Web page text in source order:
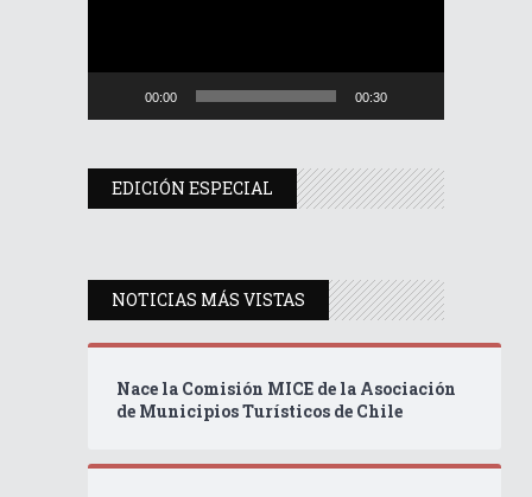
00:00 00:30
EDICIÓN ESPECIAL
NOTICIAS MÁS VISTAS
Nace la Comisión MICE de la Asociación
de Municipios Turísticos de Chile